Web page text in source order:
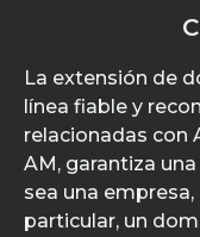
La extensión de
línea fiable y
relacionadas con
AM, garantiza
sea una
particular, un